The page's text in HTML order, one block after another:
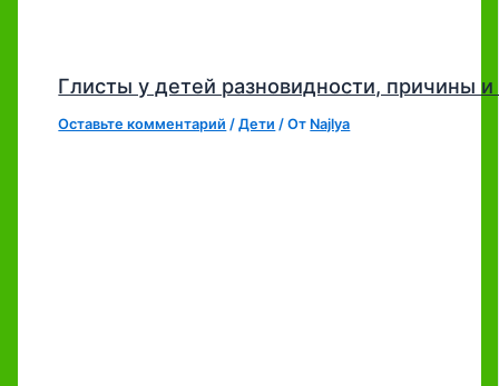
Глисты у детей разновидности, причины
Оставьте комментарий /Дети / От Najlya